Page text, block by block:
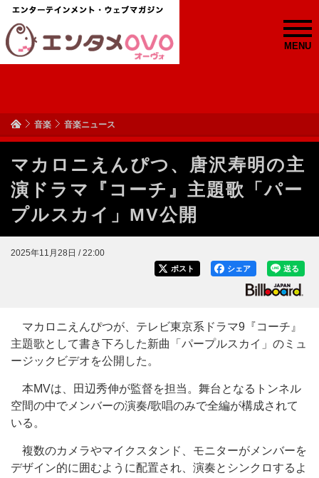
MENU
音楽 音楽ニュース
マカロニえんぴつ、唐沢寿明の主
演ドラマ『コーチ』主題歌「パー
プルスカイ」MV公開
2025年11月28日 / 22:00
送る
シェア
ポスト
マカロニえんぴつが、テレビ東京系ドラマ9『コーチ』
主題歌として書き下ろした新曲「パープルスカイ」のミュ
ージックビデオを公開した。
本MVは、田辺秀伸が監督を担当。舞台となるトンネル
空間の中でメンバーの演奏/歌唱のみで全編が構成されて
いる。
複数のカメラやマイクスタンド、モニターがメンバーを
デザイン的に囲むように配置され、演奏とシンクロするよ